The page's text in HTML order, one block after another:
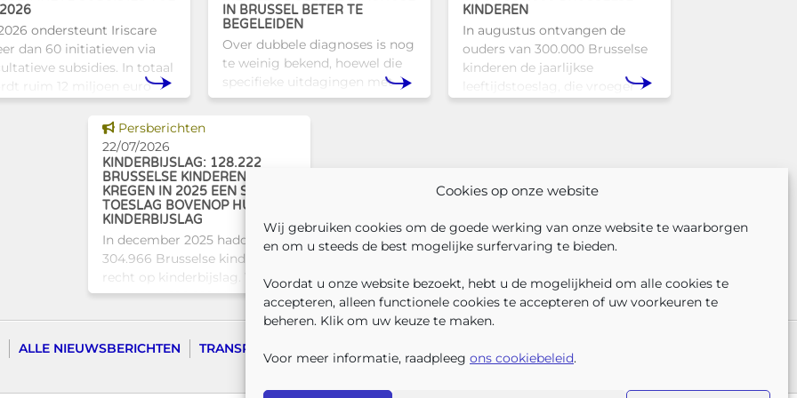
Cookies op onze website
Wij gebruiken cookies om de goede werking van onze website te waarborgen
en om u steeds de best mogelijke surfervaring te bieden.
Voordat u onze website bezoekt, hebt u de mogelijkheid om alle cookies te
accepteren, alleen functionele cookies te accepteren of uw voorkeuren te
beheren. Klik om uw keuze te maken.
Voor meer informatie, raadpleeg ons cookiebeleid.
ondersteunt Iriscare
dan 60 initiatieven via
subsidies. In totaal
ruim 12 miljoen euro
actoren die actief
op het vlak van gezondhe
IN BRUSSEL BETER TE
BEGELEIDEN
Over dubbele diagnoses is nog
te weinig bekend, hoewel die
specifieke uitdagingen met
zich meebrengen voor zowel
een concrete oplossing in
KINDEREN
In augustus ontvangen de
ouders van 300.000 Brusselse
kinderen de jaarlijkse
leeftijdstoeslag, die vroeger
Dit nieuws tonen
Persberichten
22/07/2026
KINDERBIJSLAG: 128.222
BRUSSELSE KINDEREN
KREGEN IN 2025 EEN SOCIALE
TOESLAG BOVENOP HUN
KINDERBIJSLAG
In december 2025 hadden
304.966 Brusselse kinderen
recht op kinderbijslag. Van hen
ontvingen 128.222 kinderen
ook een sociale toeslag boven
komt overeen met 42,04% van
ALLE NIEUWSBERICHTEN TRANSPARANTIE